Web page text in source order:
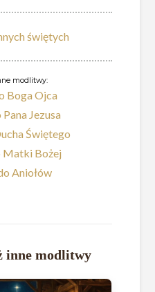
świętych
modlitwy:
Boga Ojca
Jezusa
Świętego
Bożej
Aniołów
inne modlitwy